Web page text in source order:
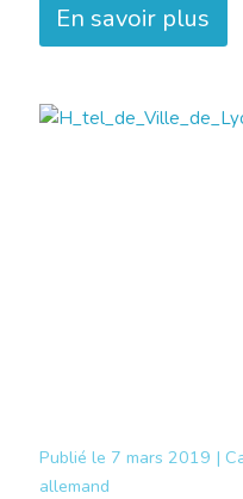
En savoir plus
Publié le 7 mars 2019 |
allemand